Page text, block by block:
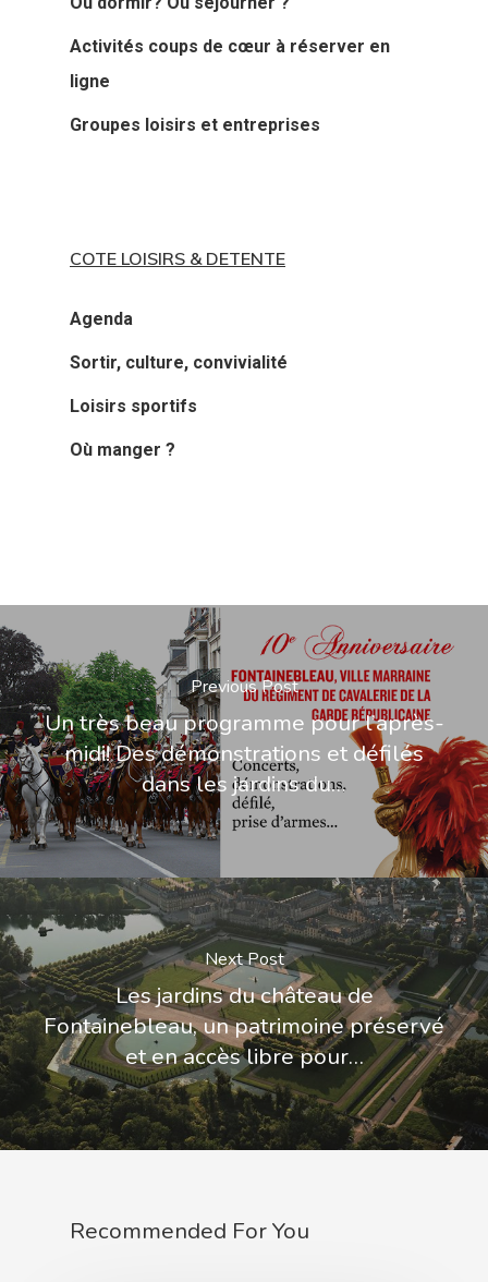
Activités coups de cœur à réserver en
ligne
Groupes loisirs et entreprises
COTE LOISIRS & DETENTE
Agenda
Sortir, culture, convivialité
Loisirs sportifs
Où manger ?
Previous Post
Un très beau programme pour l’après-
midi! Des démonstrations et défilés
dans les jardins du…
Next Post
Les jardins du château de
Fontainebleau, un patrimoine préservé
et en accès libre pour…
Recommended For You